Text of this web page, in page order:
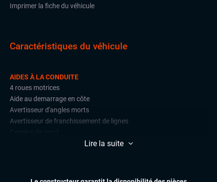
Imprimer la fiche du véhicule
Caractéristiques du véhicule
AIDES À LA CONDUITE
4 roues motrices
Aide au demarrage en côte
Avertisseur d'angles morts
Avertisseur de franchissement de lignes
DCC (suspensions pilotées)Lire la suite